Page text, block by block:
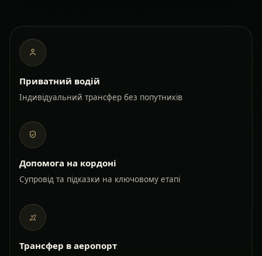
Приватний водій
Індивідуальний трансфер без попутників
Допомога на кордоні
Супровід та підказки на ключовому етапі
Трансфер в аеропорт